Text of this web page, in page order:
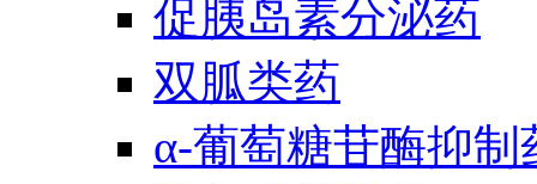
促胰岛素分泌药
双胍类药
α-葡萄糖苷酶抑制